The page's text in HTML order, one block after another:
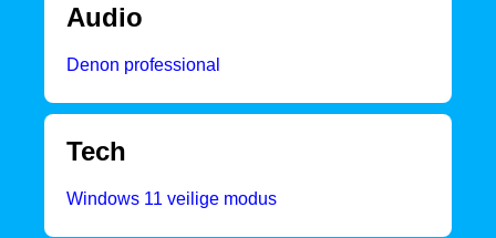
Audio
Denon professional
Tech
Windows 11 veilige modus